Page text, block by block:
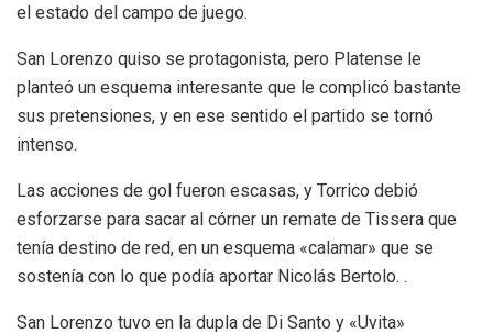
el estado del campo de juego.
San Lorenzo quiso se protagonista, pero Platense le
planteó un esquema interesante que le complicó bastante
sus pretensiones, y en ese sentido el partido se tornó
intenso.
Las acciones de gol fueron escasas, y Torrico debió
esforzarse para sacar al córner un remate de Tissera que
tenía destino de red, en un esquema «calamar» que se
sostenía con lo que podía aportar Nicolás Bertolo. .
San Lorenzo tuvo en la dupla de Di Santo y «Uvita»